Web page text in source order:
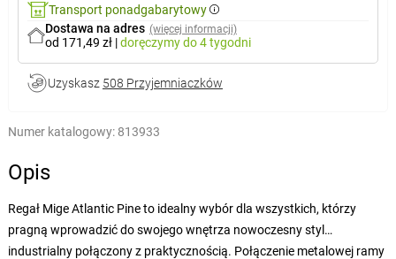
Transport ponadgabarytowy
Dostawa na adres (więcej informacji)
od 171,49 zł |doręczymydo 4 tygodni
Uzyskasz 508 Przyjemniaczków
Numer katalogowy: 813933
Opis
Regał Mige Atlantic Pine to idealny wybór dla wszystkich, którzy
pragną wprowadzić do swojego wnętrza nowoczesny styl
industrialny połączony z praktycznością. Połączenie metalowej ramy